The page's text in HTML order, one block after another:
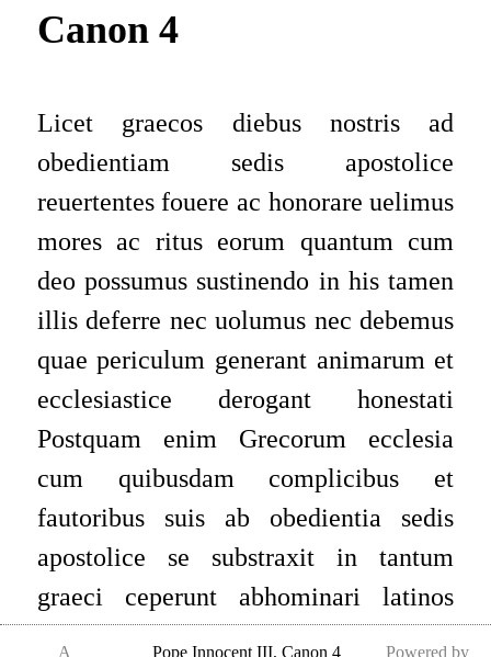
Canon 4
Licet graecos diebus nostris ad
obedientiam sedis apostolice
reuertentes fouere ac honorare uelimus
mores ac ritus eorum quantum cum
deo possumus sustinendo in his tamen
illis deferre nec uolumus nec debemus
quae periculum generant animarum et
ecclesiastice derogant honestati
Postquam enim Grecorum ecclesia
cum quibusdam complicibus et
fautoribus suis ab obedientia sedis
apostolice se substraxit in tantum
graeci ceperunt abhominari latinos
A Pope Innocent III, Canon 4 Powered by